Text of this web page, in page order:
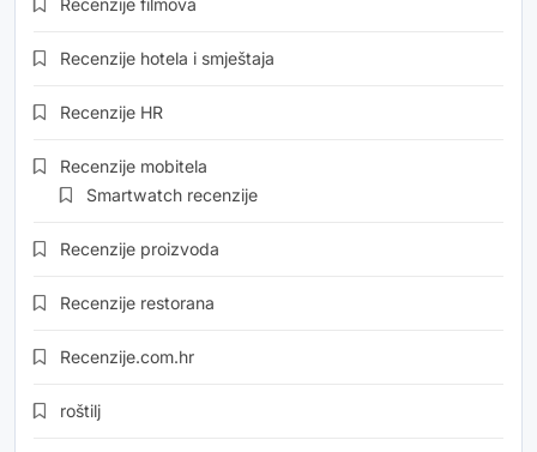
Recenzije hotela i smještaja
Recenzije HR
Recenzije mobitela
Smartwatch recenzije
Recenzije proizvoda
Recenzije restorana
Recenzije.com.hr
roštilj